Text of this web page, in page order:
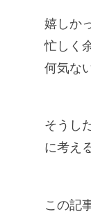
嬉しか
忙しく
何気な
そうし
に考え
この記